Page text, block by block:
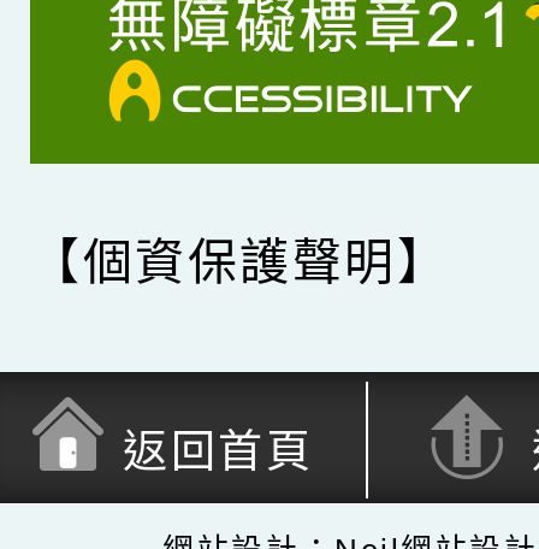
【個資保護聲明】
返回首頁